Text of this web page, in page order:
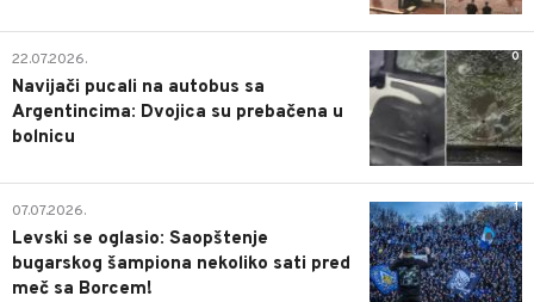
0
22.07.2026.
Navijači pucali na autobus sa
Argentincima: Dvojica su prebačena u
bolnicu
1
07.07.2026.
Levski se oglasio: Saopštenje
bugarskog šampiona nekoliko sati pred
meč sa Borcem!